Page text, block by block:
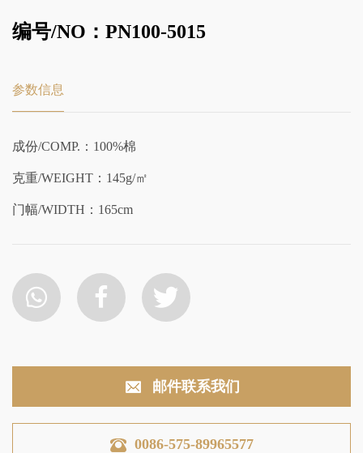
编号/NO：PN100-5015
参数信息
成份/COMP.：100%棉
克重/WEIGHT：145g/㎡
门幅/WIDTH：165cm
邮件联系我们
0086-575-89965577